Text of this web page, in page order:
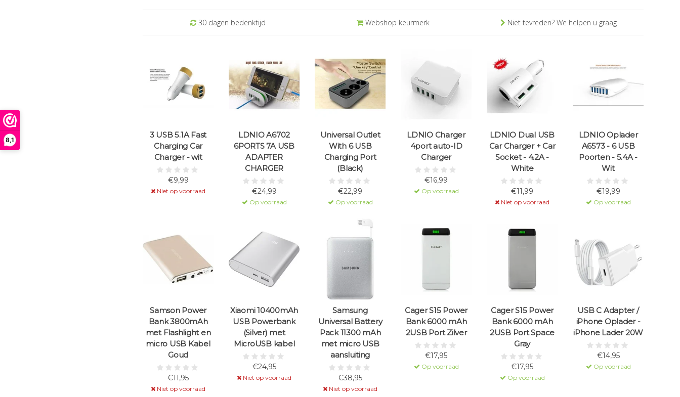
8,1
30 dagen bedenktijd Webshop keurmerk Niet tevreden? We helpen u graag
3 USB 5.1A Fast
Charging Car
Charger - wit
€9,99
Niet op voorraad
LDNIO A6702
6PORTS 7A USB
ADAPTER
CHARGER
€24,99
Op voorraad
Universal Outlet
With 6 USB
Charging Port
(Black)
€22,99
Op voorraad
LDNIO Charger
4port auto-ID
Charger
€16,99
Op voorraad
LDNIO Dual USB
Car Charger + Car
Socket - 4.2A -
White
€11,99
Niet op voorraad
LDNIO Oplader
A6573 - 6 USB
Poorten - 5.4A -
Wit
€19,99
Op voorraad
Samson Power
Bank 3800mAh
met Flashlight en
micro USB Kabel
Goud
€11,95
Niet op voorraad
Xiaomi 10400mAh
USB Powerbank
(Silver) met
MicroUSB kabel
€24,95
Niet op voorraad
Samsung
Universal Battery
Pack 11300 mAh
met micro USB
aansluiting
€38,95
Niet op voorraad
Cager S15 Power
Bank 6000 mAh
2USB Port Zilver
€17,95
Op voorraad
Cager S15 Power
Bank 6000 mAh
2USB Port Space
Gray
€17,95
Op voorraad
USB C Adapter /
iPhone Oplader -
iPhone Lader 20W
€14,95
Op voorraad